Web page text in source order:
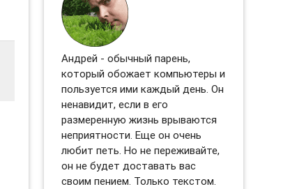
Андрей - обычный парень,
который обожает компьютеры и
пользуется ими каждый день. Он
ненавидит, если в его
размеренную жизнь врываются
неприятности. Еще он очень
любит петь. Но не переживайте,
он не будет доставать вас
своим пением. Только текстом.